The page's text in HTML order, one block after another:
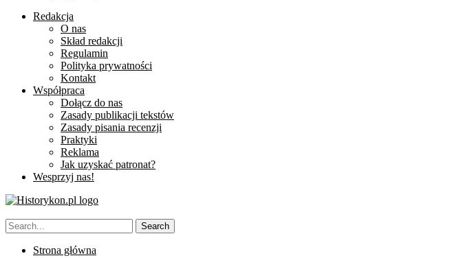
Redakcja
O nas
Skład redakcji
Regulamin
Polityka prywatności
Kontakt
Współpraca
Dołącz do nas
Zasady publikacji tekstów
Zasady pisania recenzji
Praktyki
Reklama
Jak uzyskać patronat?
Wesprzyj nas!
Strona główna